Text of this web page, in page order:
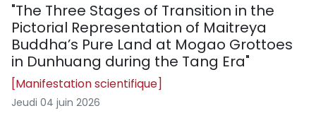
"The Three Stages of Transition in the
Pictorial Representation of Maitreya
Buddha’s Pure Land at Mogao Grottoes
in Dunhuang during the Tang Era"
[Manifestation scientifique]
Jeudi 04 juin 2026